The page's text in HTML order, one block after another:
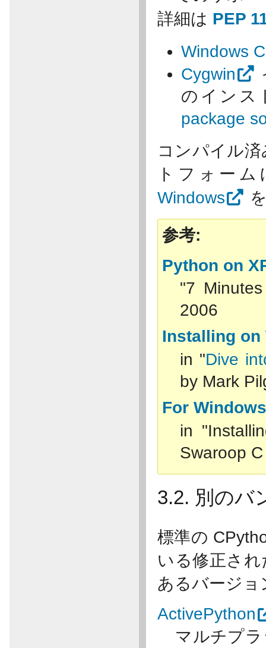
詳細は PEP
Windows
Cygwin
のインス
package
コンパイル
トフォー
Windows
参考
Python on
"7
2006
Installing on
in "Dive
by Mark
For
in
Swaroop
3.2. 別のバ
標準の
いる修正さ
あるバージョ
ActivePython
マルチプ